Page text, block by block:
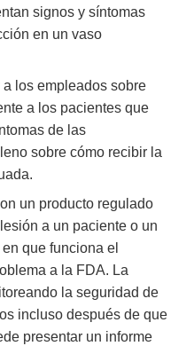
signos y síntomas
en un vaso
los empleados sobre
a los pacientes que
de las
sobre cómo recibir la
un producto regulado
a un paciente o un
que funciona el
a la FDA. La
la seguridad de
incluso después de que
presentar un informe